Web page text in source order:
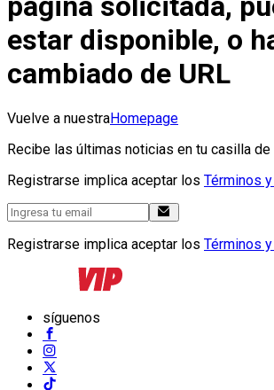
estar disponible, o
cambiado de URL
Vuelve a nuestraHomepage
Recibe las últimas noticias en tu casilla de
Registrarse implica aceptar los Términos
Registrarse implica aceptar los Términos
síguenos